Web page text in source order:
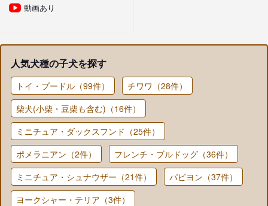
動画あり
人気犬種の子犬を探す
トイ・プードル（99件）
チワワ（28件）
柴犬(小柴・豆柴も含む)（16件）
ミニチュア・ダックスフンド（25件）
ポメラニアン（2件）
フレンチ・ブルドッグ（36件）
ミニチュア・シュナウザー（21件）
パピヨン（37件）
ヨークシャー・テリア（3件）